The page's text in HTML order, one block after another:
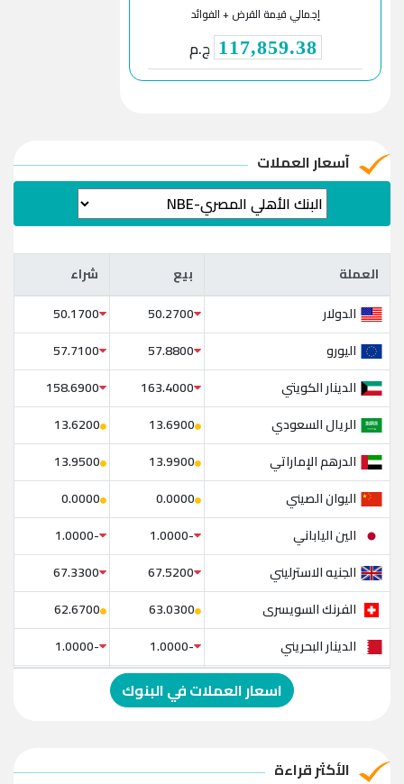
إجمالي قيمة القرض + الفوائد
117,859.38 ج.م
آسعار العملات
العملة بيع شراء العملة بيع
شراء
الدولار
50.2700
50.1700
اليورو
57.8800
57.7100
الدينار الكويتي
163.4000
158.6900
الريال السعودي
13.6900
13.6200
الدرهم الإماراتي
13.9900
13.9500
اليوان الصيني
0.0000
0.0000
الين الياباني
-1.0000
-1.0000
الجنيه الاسترليني
67.5200
67.3300
الفرنك السويسرى
63.0300
62.6700
الدينار البحريني
-1.0000
-1.0000
الدولار الإسترالي
-1.0000
الريال القطري
اسعار العملات في البنوك
الأكثر قراءة